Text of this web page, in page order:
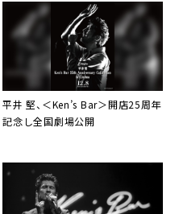
平井 堅、＜Ken’s Bar＞開店25周年
記念し全国劇場公開